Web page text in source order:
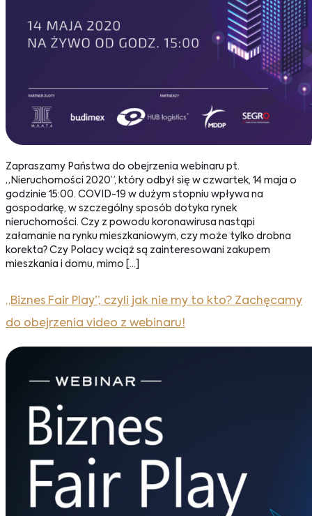
Zapraszamy Państwa do obejrzenia webinaru pt.
„Nieruchomości 2020”, który odbył się w czwartek, 14 maja o
godzinie 15:00. COVID-19 w dużym stopniu wpływa na
gospodarkę, w szczególny sposób dotyka rynek
nieruchomości. Czy z powodu koronawirusa nastąpi
załamanie na rynku mieszkaniowym, czy może tylko drobna
korekta? Czy Polacy wciąż są zainteresowani zakupem
mieszkania i domu, mimo […]
„Biznes Fair Play”, czyli jak nie my to kto? Zachęcamy
do obejrzenia video z webinaru!